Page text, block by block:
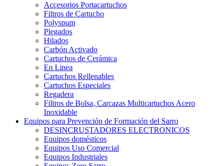
Accesorios Portacartuchos
Filtros de Cartucho
Polyspum
Plegados
Hilados
Carbón Activado
Cartuchos de Cerámica
En Linea
Cartuchos Rellenables
Cartuchos Especiales
Regadera
Filtros de Bolsa, Carcazas Multicartuchos Acero
Inoxidable
Equipos para Prevención de Formación del Sarro
DESINCRUSTADORES ELECTRONICOS
Equipos domésticos
Equipos Uso Comercial
Equipos Industriales